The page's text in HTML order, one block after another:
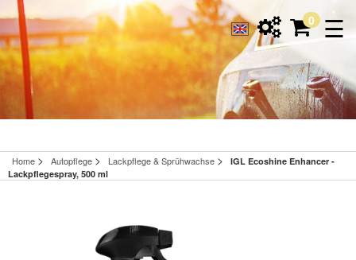
☰
0
Home > Autopflege > Lackpflege & Sprühwachse >
IGL Ecoshine Enhancer -
Lackpflegespray, 500 ml